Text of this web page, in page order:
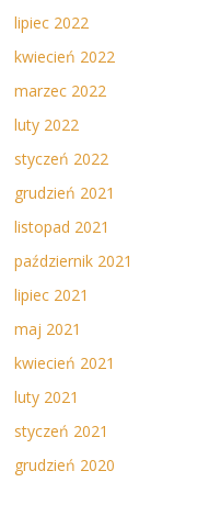
lipiec 2022
kwiecień 2022
marzec 2022
luty 2022
styczeń 2022
grudzień 2021
listopad 2021
październik 2021
lipiec 2021
maj 2021
kwiecień 2021
luty 2021
styczeń 2021
grudzień 2020